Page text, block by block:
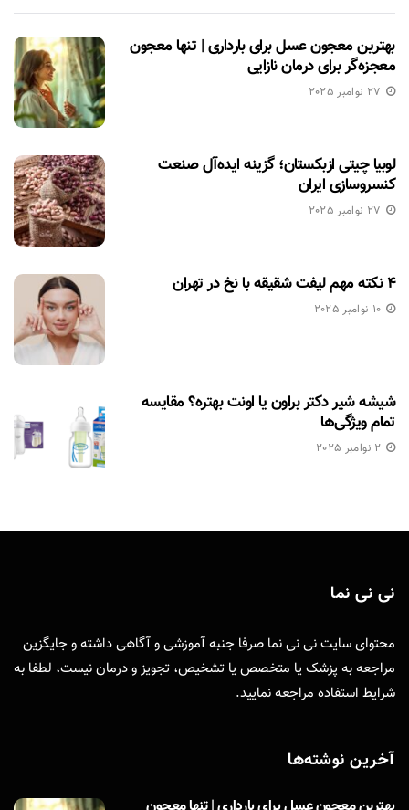
بهترین معجون عسل برای بارداری | تنها معجون
معجزه‌گر برای درمان نازایی
27 نوامبر 2025
لوبیا چیتی ازبکستان؛ گزینه ایده‌آل صنعت
کنسروسازی ایران
27 نوامبر 2025
۴ نکته مهم لیفت شقیقه با نخ در تهران
10 نوامبر 2025
شیشه شیر دکتر براون یا اونت بهتره؟ مقایسه
تمام ویژگی‌ها
2 نوامبر 2025
نی نی نما
محتوای سایت نی نی نما صرفا جنبه آموزشی و آگاهی داشته و جایگزین
مراجعه به پزشک یا متخصص یا تشخیص، تجویز و درمان نیست، لطفا به
شرایط استفاده مراجعه نمایید.
آخرین نوشته‌ها